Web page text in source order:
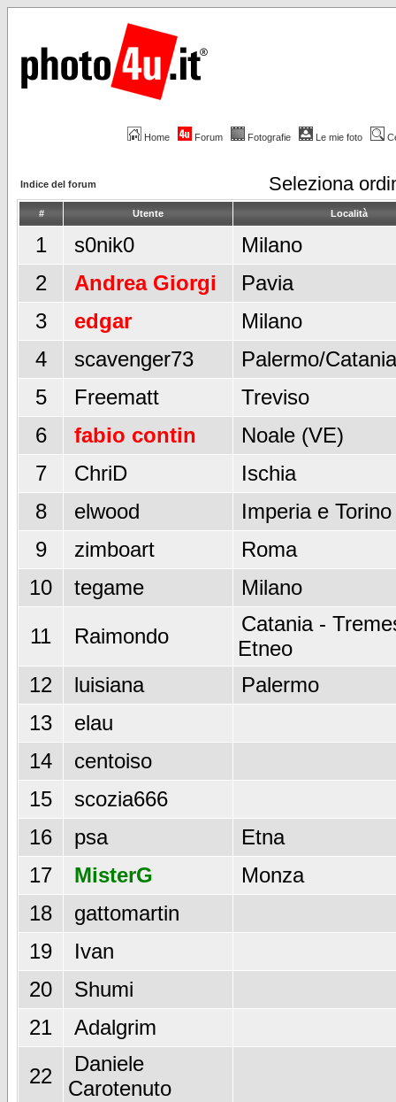
Home Forum Fotografie Le mie foto
Indice del forum Seleziona
# Utente Località
1 s0nik0
Milano
2
Andrea Giorgi
Pavia
3
edgar
Milano
4
scavenger73
Palermo/Catania
5
Freematt
Treviso
6
fabio contin
Noale (VE)
7
ChriD
Ischia
8
elwood
Imperia e Torino
9
zimboart
Roma
10
tegame Milano
11 Raimondo
Catania -
Etneo
12
luisiana
Palermo
13
elau
14
centoiso
15
scozia666
16
psa
Etna
17
MisterG
Monza
18
gattomartin
19
Ivan
20
Shumi
21
Adalgrim
22
Daniele
Carotenuto